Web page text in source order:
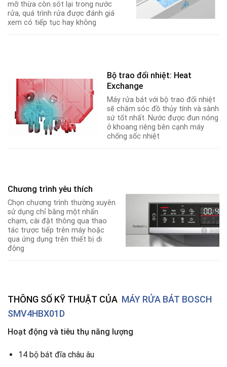
mỡ thừa còn sót lại trong nước
rửa, quá trình rửa được đánh giá
xem có tiếp tục hay không
Bộ trao đổi nhiệt: Heat
Exchange
Máy rửa bát với bộ trao đổi nhiệt
sẽ chăm sóc đồ thủy tính và sành
sứ tốt nhất. Nước được đun nóng
ở khoang riêng bên cạnh máy
chống sốc nhiệt
Chương trình yêu thích
Chọn chương trình thường xuyên
sử dụng chỉ bằng một nhấn
chạm, cài đặt thông qua thao
tác trược tiếp trên máy hoặc
qua ứng dụng trên thiết bị di
động
THÔNG SỐ KỸ THUẬT CỦA MÁY RỬA BÁT BOSCH
SMV4HBX01D
Hoạt động và tiêu thụ năng lượng
14 bộ bát đĩa châu âu